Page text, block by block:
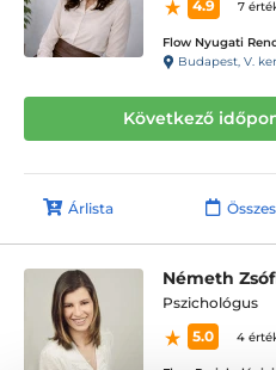
4.9
7
Flow Nyugati
Budapest, V.
Következő
Árlista
Németh
Pszichológus
5.0
4